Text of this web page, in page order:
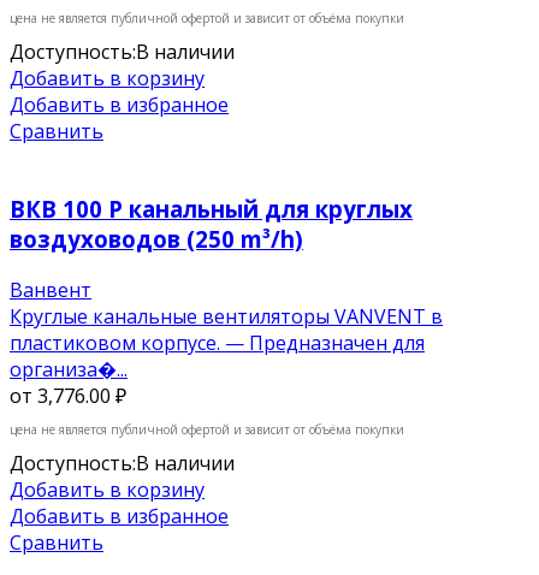
цена не является публичной офертой и зависит от объёма покупки
Доступность:В наличии
Добавить в корзину
Добавить в избранное
Сравнить
ВКВ 100 P канальный для круглых
воздуховодов (250 m³/h)
Ванвент
Круглые канальные вентиляторы VANVENT в
пластиковом корпусе. — Предназначен для
организа�...
от 3,776.00 ₽
цена не является публичной офертой и зависит от объёма покупки
Доступность:В наличии
Добавить в корзину
Добавить в избранное
Сравнить